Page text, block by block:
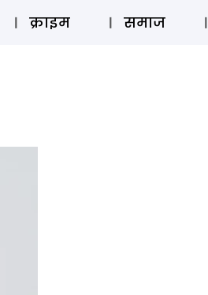
ऑडियो स्टोरी लॉग इन
क्राइम समाज